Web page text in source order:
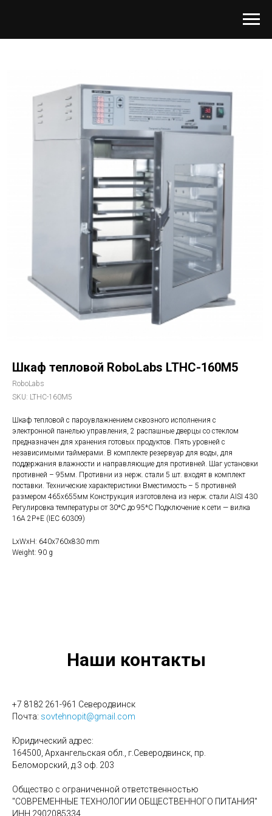
Шкаф тепловой RoboLabs LTHC-160М5
RoboLabs
SKU: LTHC-160М5
Шкаф тепловой с пароувлажнением сквозного исполнения с
электронной панелью управления, 2 распашные дверцы со стеклом
предназначен для хранения готовых продуктов. Пять уровней с
независимыми таймерами. В комплекте резервуар для воды, для
поддержания влажности и направляющие для противней. Шаг установки
противней – 95мм. Противни из нерж. стали 5 шт. входят в комплект
поставки. Технические характеристики Вместимость – 5 противней
размером 465x655мм Конструкция изготовлена из нерж. стали AISI 430
Регулировка температуры от 30*С до 95*С Подключение к сети — вилка
16А 2P+E (IEC 60309)
LxWxH: 640x760x830 mm
Weight: 90 g
Наши контакты
+7 8182 261-961 Северодвинск
Почта: sovtehnopit@gmail.com
Юридический адрес:
164500, Архангельская обл., г.Северодвинск, пр.
Беломорский, д.3 оф. 203
Общество с ограниченной ответственностью
"СОВРЕМЕННЫЕ ТЕХНОЛОГИИ ОБЩЕСТВЕННОГО ПИТАНИЯ"
ИНН 2902085334